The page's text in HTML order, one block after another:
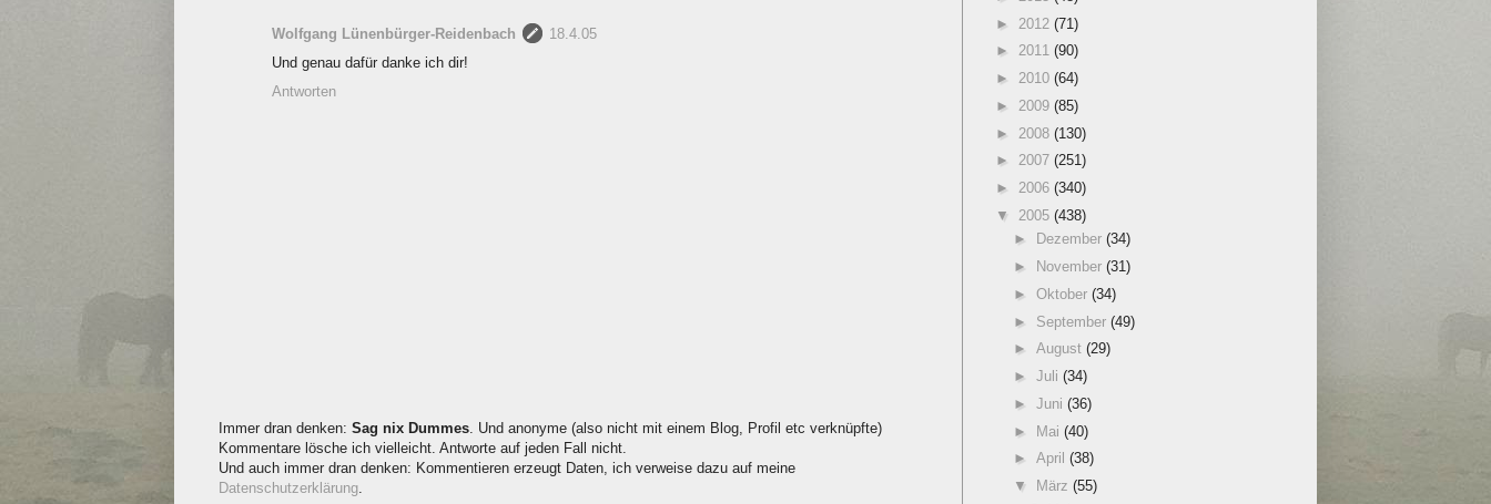
Wolfgang Lünenbürger-Reidenbach
18.4.05
Und genau dafür danke ich dir!
Antworten
Immer dran denken: Sag nix Dummes . Und anonyme (also nicht mit einem Blog, Profil etc verknüpfte)
Kommentare lösche ich vielleicht. Antworte auf jeden Fall nicht.
Und auch immer dran denken: Kommentieren erzeugt Daten, ich verweise dazu auf meine
Datenschutzerklärung
► 2012 (71)
► 2011 (90)
► 2010 (64)
► 2009 (85)
► 2008 (130)
► 2007 (251)
► 2006 (340)
▼ 2005 (438)
►
Dezember (34)
►
November (31)
► Oktober (34)
► September (49)
► August (29)
► Juli (34)
► Juni (36)
► Mai (40)
► April (38)
▼
März (55)